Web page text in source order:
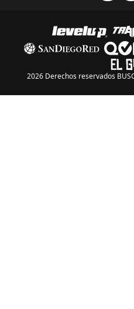
2026 Derechos reservados